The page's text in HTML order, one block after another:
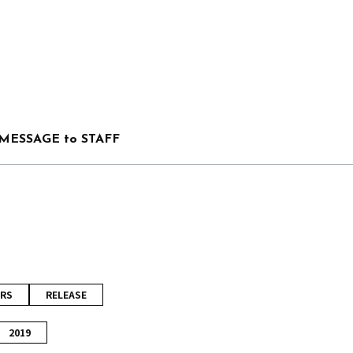
MESSAGE to STAFF
RELEASE
2019